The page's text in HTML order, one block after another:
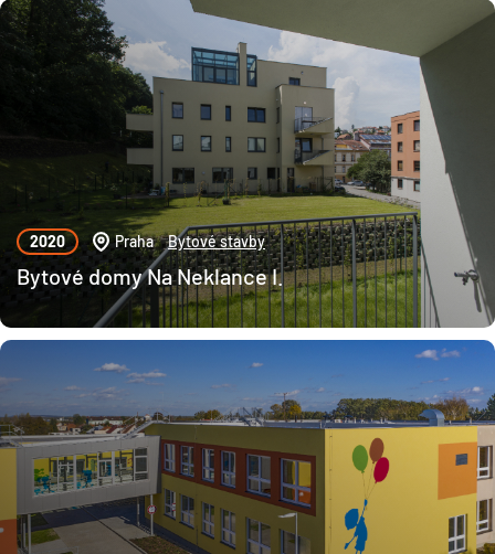
Bytové domy Na Neklance I.
2020 Praha Bytové stavby